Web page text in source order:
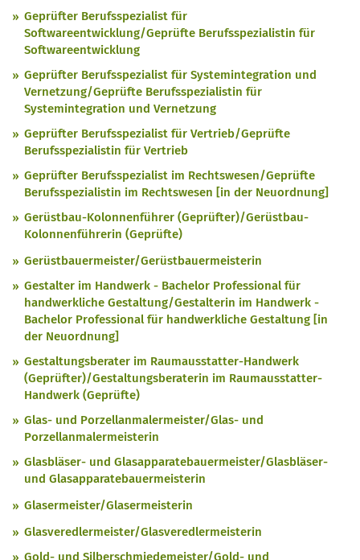
Geprüfter Berufsspezialist für
Softwareentwicklung/Geprüfte Berufsspezialistin für
Softwareentwicklung
Geprüfter Berufsspezialist für Systemintegration und
Vernetzung/Geprüfte Berufsspezialistin für
Systemintegration und Vernetzung
Geprüfter Berufsspezialist für Vertrieb/Geprüfte
Berufsspezialistin für Vertrieb
Geprüfter Berufsspezialist im Rechtswesen/Geprüfte
Berufsspezialistin im Rechtswesen [in der Neuordnung]
Gerüstbau-Kolonnenführer (Geprüfter)/Gerüstbau-
Kolonnenführerin (Geprüfte)
Gerüstbauermeister/Gerüstbauermeisterin
Gestalter im Handwerk - Bachelor Professional für
handwerkliche Gestaltung/Gestalterin im Handwerk -
Bachelor Professional für handwerkliche Gestaltung [in
der Neuordnung]
Gestaltungsberater im Raumausstatter-Handwerk
(Geprüfter)/Gestaltungsberaterin im Raumausstatter-
Handwerk (Geprüfte)
Glas- und Porzellanmalermeister/Glas- und
Porzellanmalermeisterin
Glasbläser- und Glasapparatebauermeister/Glasbläser-
und Glasapparatebauermeisterin
Glasermeister/Glasermeisterin
Glasveredlermeister/Glasveredlermeisterin
Gold- und Silberschmiedemeister/Gold- und